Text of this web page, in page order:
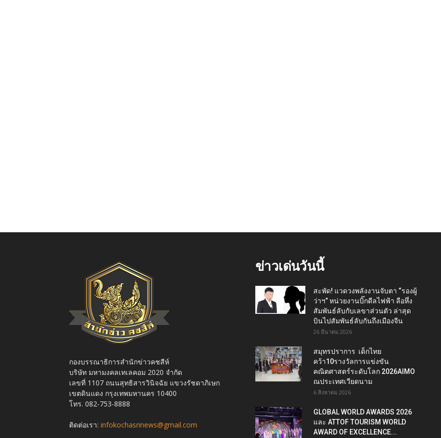
กองบรรณาธิการสำนักข่าวคชสีห์
บริษัท มหามงคลเทเลคอม 2020 จำกัด
เลขที่ 1107 ถนนสุทธิสารวินิจฉัย แขวงรัชดาภิเษก
เขตดินแดง กรุงเทพมหานคร 10400
โทร. 082-753-8888
ติดต่อเรา: infokochasrinews@gmail.com
ข่าวเด่นวันนี้
สะพัด! แวดวงพลังงานจับตา “รองผู้
ว่าฯ” หน่วยงานบิ๊กดีลไฟฟ้า ลือหึ่ง
สัมพันธ์ลับกับเลขาส่วนตัว ล่าสุด
บินไปสัมพันธ์ลับกันถึงเมืองจีน
26 มีนาคม 2026
สมุทรปราการ เด็กไทย
คว้า10รางวัลการแข่งขัน
คณิตศาสตร์ระดับโลก 2026AIMO
ณประเทศเวียดนาม
6 สิงหาคม 2026
GLOBAL WORLD AWARDS 2026
และ ATTOF TOURISM WORLD
AWARD OF EXCELLENCE...